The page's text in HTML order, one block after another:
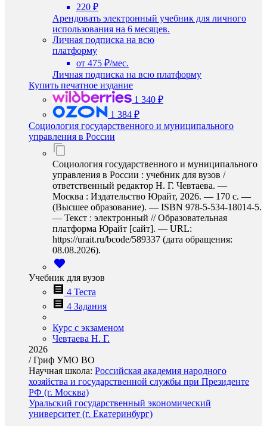
220 ₽
Арендовать электронный учебник для личного
использования на 6 месяцев.
Личная подписка на всю
платформу
от 475 ₽/мес.
Личная подписка на всю платформу
Купить печатное издание
1 340 ₽
1 384 ₽
Социология государственного и муниципального
управления в России
Социология государственного и муниципального
управления в России : учебник для вузов /
ответственный редактор Н. Г. Чевтаева. —
Москва : Издательство Юрайт, 2026. — 170 с. —
(Высшее образование). — ISBN 978-5-534-18014-5.
— Текст : электронный // Образовательная
платформа Юрайт [сайт]. — URL:
https://urait.ru/bcode/589337 (дата обращения:
08.08.2026).
Учебник для вузов
4 Теста
4 Задания
Курс с экзаменом
Чевтаева Н. Г.
2026
/Гриф УМО ВО
Научная школа: Российская академия народного
хозяйства и государственной службы при Президенте
РФ (г. Москва)
Уральский государственный экономический
университет (г. Екатеринбург)